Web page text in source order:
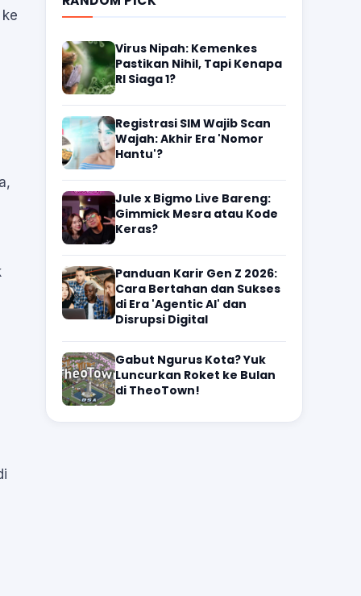
Virus Nipah: Kemenkes
Pastikan Nihil, Tapi Kenapa
RI Siaga 1?
Registrasi SIM Wajib Scan
Wajah: Akhir Era 'Nomor
Hantu'?
Jule x Bigmo Live Bareng:
Gimmick Mesra atau Kode
Keras?
Panduan Karir Gen Z 2026:
Cara Bertahan dan Sukses
di Era 'Agentic AI' dan
Disrupsi Digital
Gabut Ngurus Kota? Yuk
Luncurkan Roket ke Bulan
di TheoTown!